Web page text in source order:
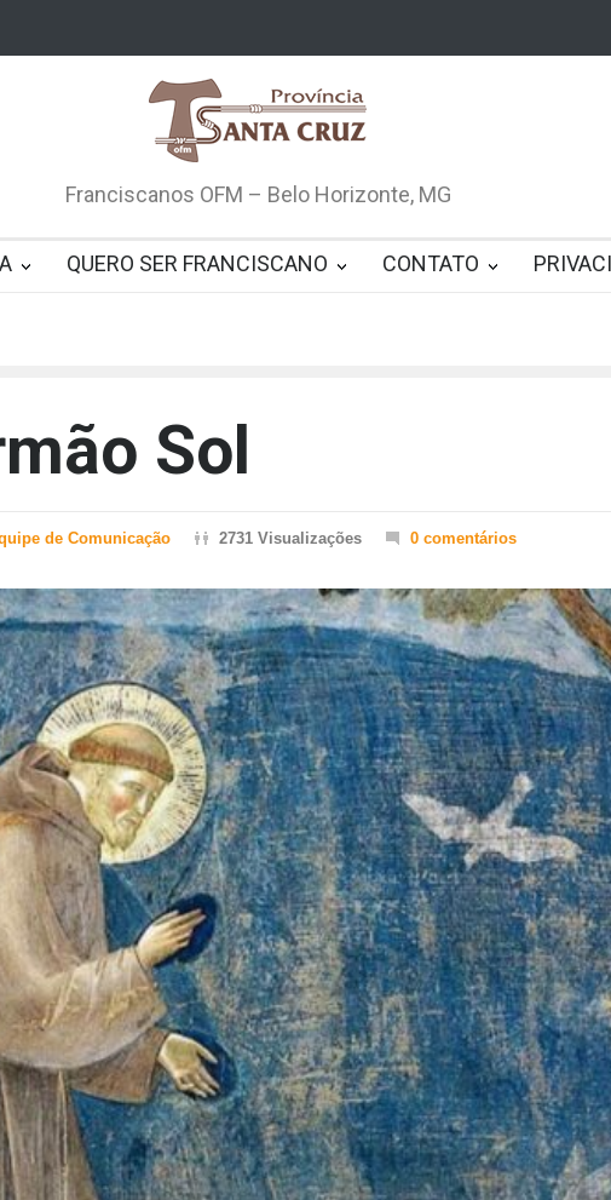
Franciscanos OFM – Belo Horizonte, MG
QUERO SER FRANCISCANO CONTATO
Sol
de Comunicação 2731 Visualizações 0 comentários